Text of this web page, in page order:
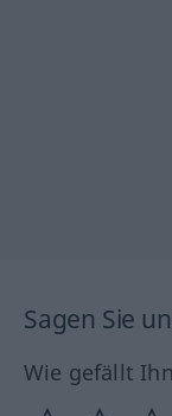
Sagen Sie
Wie gefällt